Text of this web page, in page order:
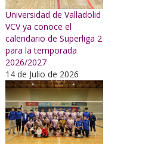
Universidad de Valladolid
VCV ya conoce el
calendario de Superliga 2
para la temporada
2026/2027
14 de Julio de 2026